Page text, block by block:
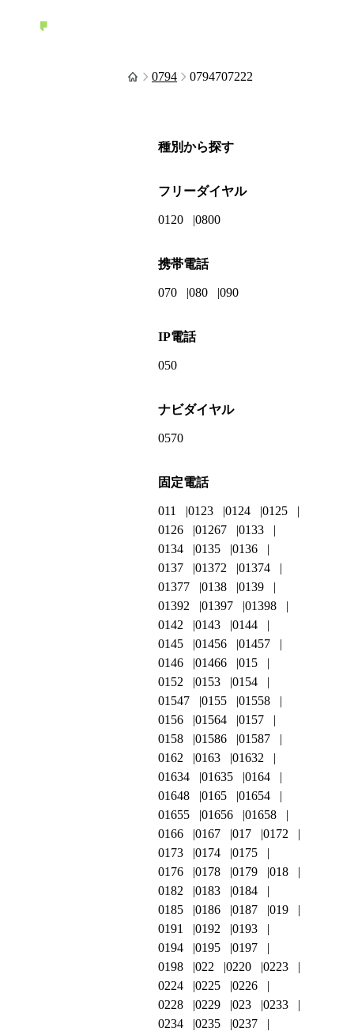
0794 0794707222
種別から探す
フリーダイヤル
0120 0800
携帯電話
070 080 090
IP電話
050
ナビダイヤル
0570
固定電話
011 0123 0124
0125
0126
01267
0133
0134
0135
0136
0137
01372
01374
01377
0138
0139
01392
01397
01398
0142
0143
0144
0145
01456
01457
0146
01466
015
0152
0153
0154
01547
0155
01558
0156
01564
0157
0158
01586
01587
0162
0163
01632
01634
01635
0164
01648
0165
01654
01655
01656
01658
0166
0167 017
0172
0173
0174
0175
0176
0178 0179
018
0182
0183
0184
0185
0186 0187
019
0191
0192
0193
0194
0195
0197
0198
022 0220
0223
0224
0225
0226
0228
0229 023
0233
0234
0235
0237